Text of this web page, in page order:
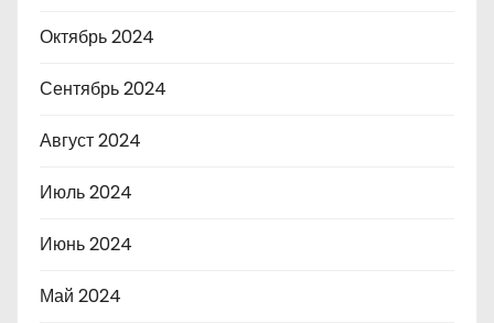
Октябрь 2024
Сентябрь 2024
Август 2024
Июль 2024
Июнь 2024
Май 2024